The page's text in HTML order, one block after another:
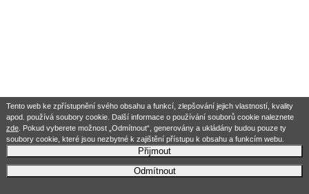
Tento web ke zpřístupnění svého obsahu a funkcí, zlepšování jejich vlastností, kvality
apod. používá soubory cookie. Další informace o používání souborů cookie naleznete
zde. Pokud vyberete možnost „Odmítnout“, generovány a ukládány budou pouze ty
soubory cookie, které jsou nezbytné k zajištění přístupu k obsahu a funkcím webu.
Přijmout
Odmítnout